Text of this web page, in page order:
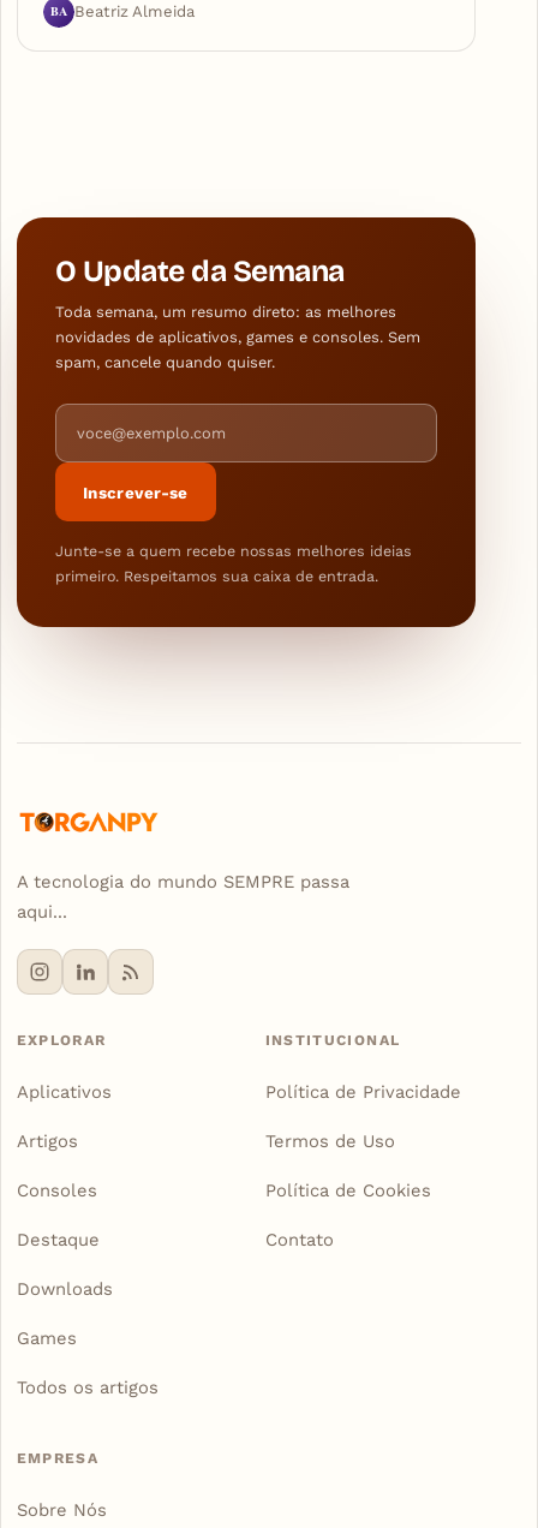
BA Beatriz Almeida
O Update da Semana
Toda semana, um resumo direto: as melhores
novidades de aplicativos, games e consoles. Sem
spam, cancele quando quiser.
Endereço de e-mail
Inscrever-se
Junte-se a quem recebe nossas melhores ideias
primeiro. Respeitamos sua caixa de entrada.
A tecnologia do mundo SEMPRE passa
aqui...
EXPLORAR
Aplicativos
Artigos
Consoles
Destaque
Downloads
Games
Todos os artigos
INSTITUCIONAL
Política de Privacidade
Termos de Uso
Política de Cookies
Contato
EMPRESA
Sobre Nós